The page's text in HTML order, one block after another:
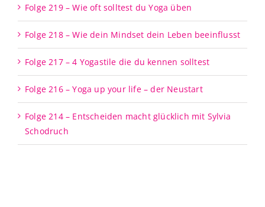
Folge 219 – Wie oft solltest du Yoga üben
Folge 218 – Wie dein Mindset dein Leben beeinflusst
Folge 217 – 4 Yogastile die du kennen solltest
Folge 216 – Yoga up your life – der Neustart
Folge 214 – Entscheiden macht glücklich mit Sylvia
Schodruch